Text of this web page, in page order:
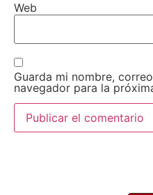
Web
Guarda mi nombre,
navegador para la